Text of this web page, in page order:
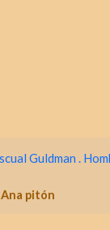
Guldman .
Ana pitón